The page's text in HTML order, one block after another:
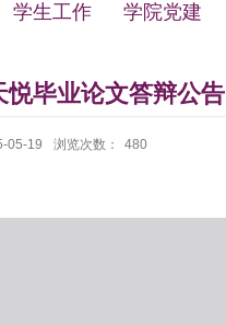
学生工作 学院党建
毕业论文答辩公告
05-19 浏览次数： 480